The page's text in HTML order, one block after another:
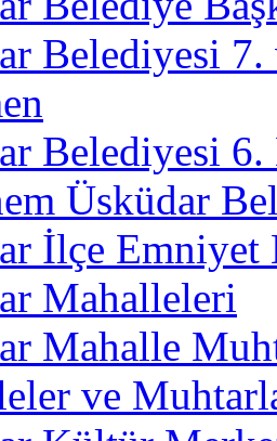
Belediyesi
Belediyesi 6.
Üsküdar
İlçe
Mahalleleri
Mahalle
ve